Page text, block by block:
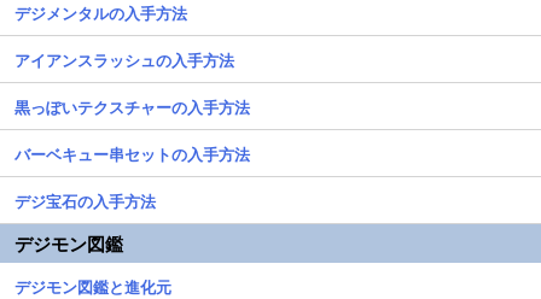
デジメンタルの入手方法
アイアンスラッシュの入手方法
黒っぽいテクスチャーの入手方法
バーベキュー串セットの入手方法
デジ宝石の入手方法
デジモン図鑑
デジモン図鑑と進化元